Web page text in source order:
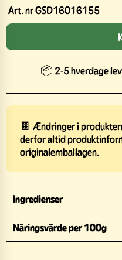
Art. nrGSD16016155
📦 2-5 hverdage
🍫 Ændringer i
derfor altid
originalemballagen.
Ingredienser
Näringsvärde per 100g